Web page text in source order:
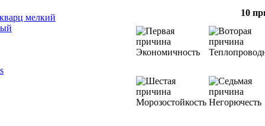
мелкий
10
Экономичность
Морозостойкость Негорючесть